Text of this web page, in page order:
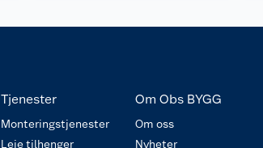
Tjenester
Monteringstjenester
Leie tilhenger
Om Obs BYGG
Om oss
Nyheter